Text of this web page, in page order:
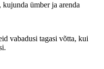
ümber ja arenda
vabadusi tagasi võtta, kui